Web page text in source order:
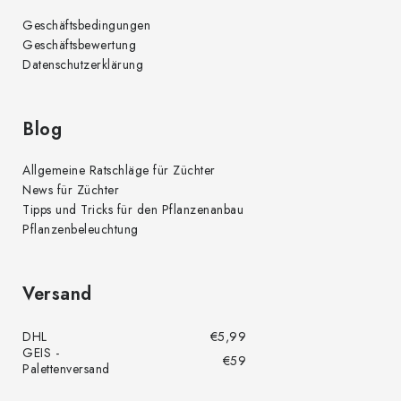
Geschäftsbedingungen
Geschäftsbewertung
Datenschutzerklärung
Blog
Allgemeine Ratschläge für Züchter
News für Züchter
Tipps und Tricks für den Pflanzenanbau
Pflanzenbeleuchtung
Versand
DHL
€5,99
GEIS -
Palettenversand
€59